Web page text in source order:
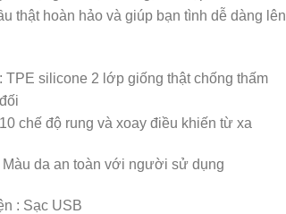
thật hoàn hảo và giúp bạn tình dễ dàng lên
TPE silicone 2 lớp giống thật chống thấm
chế độ rung và xoay điều khiến từ xa
Màu da an toàn với người sử dụng
: Sạc USB